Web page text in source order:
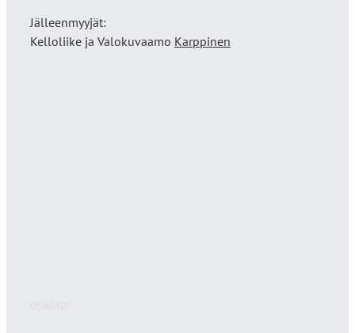
Jälleenmyyjät:
Kelloliike ja Valokuvaamo Karppinen